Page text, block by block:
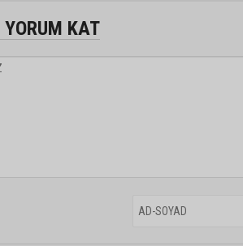
YORUM KAT